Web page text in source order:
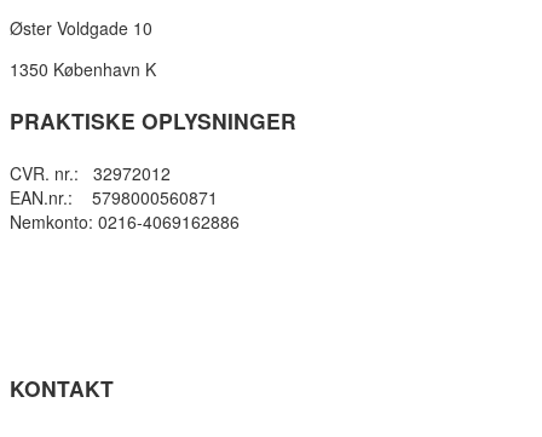
Øster Voldgade 10
1350 København K
PRAKTISKE OPLYSNINGER
CVR. nr.: 32972012
EAN.nr.: 5798000560871
Nemkonto: 0216-4069162886
KONTAKT